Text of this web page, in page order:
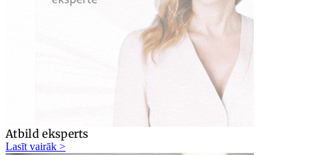
Atbild eksperts
Lasīt vairāk >